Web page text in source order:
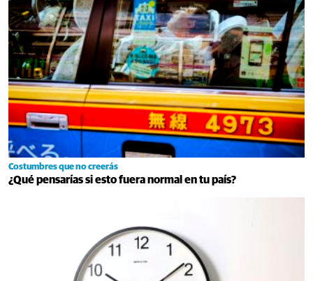
Costumbres que no creerás
¿Qué pensarías si esto fuera normal en tu país?